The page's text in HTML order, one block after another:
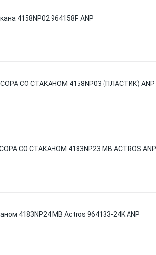
4158NP02 964158P ANP
СО СТАКАНОМ 4158NP03 (ПЛАСТИК) ANP
СО СТАКАНОМ 4183NP23 MB ACTROS ANP
4183NP24 MB Actros 964183-24K ANP